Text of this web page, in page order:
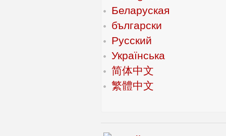
Беларуская
български
Русский
Українська
简体中文
繁體中文